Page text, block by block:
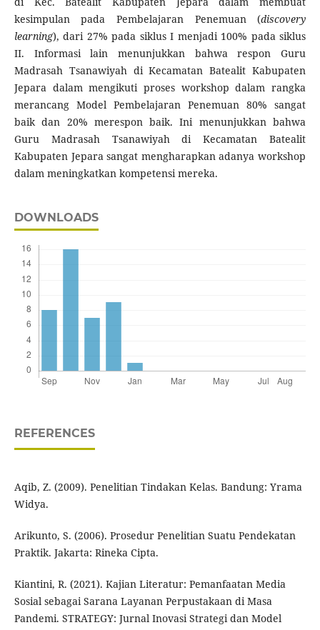
kesimpulan pada Pembelajaran Penemuan (discovery
learning), dari 27% pada siklus I menjadi 100% pada siklus
II. Informasi lain menunjukkan bahwa respon Guru
Madrasah Tsanawiyah di Kecamatan Batealit Kabupaten
Jepara dalam mengikuti proses workshop dalam rangka
merancang Model Pembelajaran Penemuan 80% sangat
baik dan 20% merespon baik. Ini menunjukkan bahwa
Guru Madrasah Tsanawiyah di Kecamatan Batealit
Kabupaten Jepara sangat mengharapkan adanya workshop
dalam meningkatkan kompetensi mereka.
DOWNLOADS
REFERENCES
Aqib, Z. (2009). Penelitian Tindakan Kelas. Bandung: Yrama
Widya.
Arikunto, S. (2006). Prosedur Penelitian Suatu Pendekatan
Praktik. Jakarta: Rineka Cipta.
Kiantini, R. (2021). Kajian Literatur: Pemanfaatan Media
Sosial sebagai Sarana Layanan Perpustakaan di Masa
Pandemi. STRATEGY: Jurnal Inovasi Strategi dan Model